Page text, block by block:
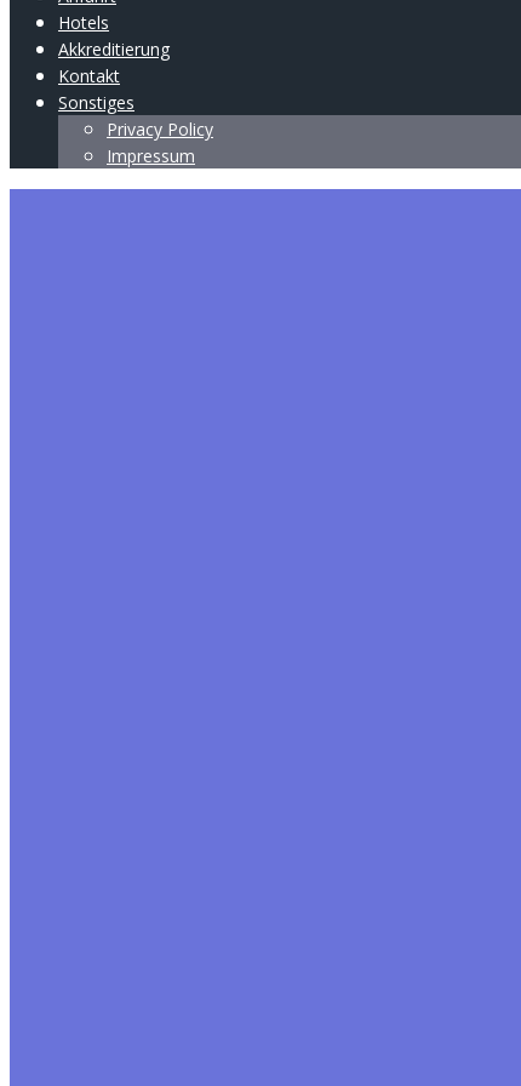
Hotels
Akkreditierung
Kontakt
Sonstiges
Privacy Policy
Impressum